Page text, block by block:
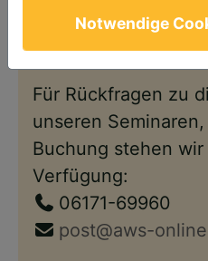
wie gewohnt – nun
wieder zur
Für Rückfragen zu
unseren
Buchung stehen
Verfügung:
06171-69960
post@aws-
Notwendige